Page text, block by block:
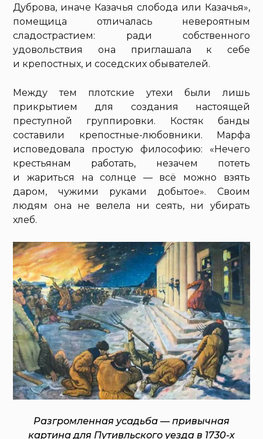
Дуброва, иначе Казачья слобода или Казачья»,
помещица отличалась невероятным
сладострастием: ради собственного
удовольствия она приглашала к себе
и крепостных, и соседских обывателей.
Между тем плотские утехи были лишь
прикрытием для создания настоящей
преступной группировки. Костяк банды
составили крепостные-любовники. Марфа
исповедовала простую философию: «Нечего
крестьянам работать, незачем потеть
и жариться на солнце — всё можно взять
даром, чужими руками добытое». Своим
людям она не велела ни сеять, ни убирать
хлеб.
Разгромленная усадьба — привычная
картина для Путивльского уезда в 1730-х